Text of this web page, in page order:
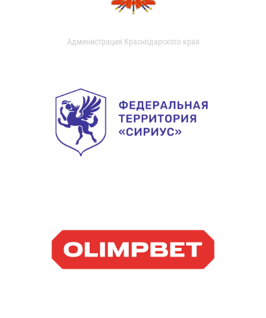
Администрация Краснодарского края